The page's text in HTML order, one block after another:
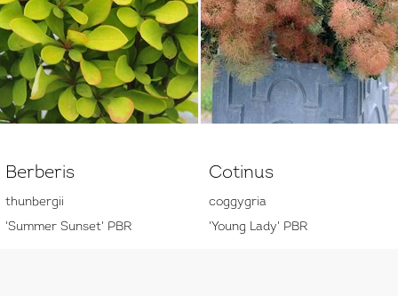
Berberis
thunbergii
'Summer Sunset' PBR
Cotinus
coggygria
'Young Lady' PBR